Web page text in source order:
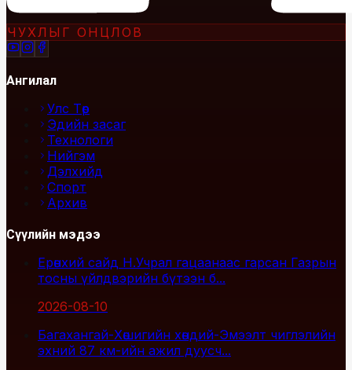
ЧУХЛЫГ ОНЦЛОВ
Ангилал
Улс Төр
Эдийн засаг
Технологи
Нийгэм
Дэлхийд
Спорт
Архив
Сүүлийн мэдээ
Ерөнхий сайд Н.Учрал гацаанаас гарсан Газрын
тосны үйлдвэрийн бүтээн б...
2026-08-10
Багахангай-Хөшигийн хөндий-Эмээлт чиглэлийн
эхний 87 км-ийн ажил дуусч...